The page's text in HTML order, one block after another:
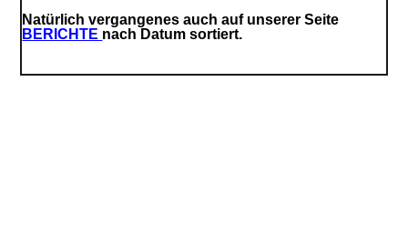
Natürlich vergangenes auch auf unserer Seite
BERICHTE nach Datum sortiert.